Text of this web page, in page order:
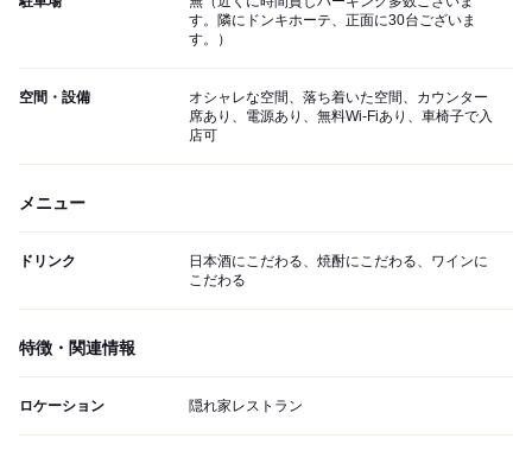
す。隣にドンキホーテ、正面に30台ございま
す。）
空間・設備
オシャレな空間、落ち着いた空間、カウンター
席あり、電源あり、無料Wi-Fiあり、車椅子で入
店可
メニュー
ドリンク
日本酒にこだわる、焼酎にこだわる、ワインに
こだわる
特徴・関連情報
ロケーション 隠れ家レストラン